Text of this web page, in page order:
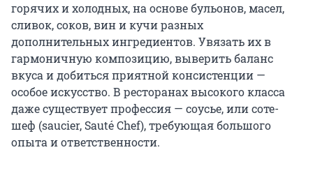
горячих и холодных, на основе бульонов, масел,
сливок, соков, вин и кучи разных
дополнительных ингредиентов. Увязать их в
гармоничную композицию, выверить баланс
вкуса и добиться приятной консистенции —
особое искусство. В ресторанах высокого класса
даже существует профессия — соусье, или соте-
шеф (saucier, Sauté Chef), требующая большого
опыта и ответственности.